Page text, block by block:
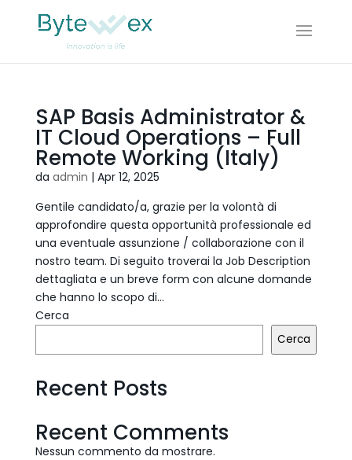
SAP Basis Administrator &
IT Cloud Operations – Full
Remote Working (Italy)
da admin | Apr 12, 2025
Gentile candidato/a, grazie per la volontà di
approfondire questa opportunità professionale ed
una eventuale assunzione / collaborazione con il
nostro team. Di seguito troverai la Job Description
dettagliata e un breve form con alcune domande
che hanno lo scopo di...
Cerca
Cerca
Recent Posts
Recent Comments
Nessun commento da mostrare.